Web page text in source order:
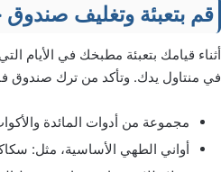
قم بتعبئة وتغليف
أثناء قيامك بتعبئة مطبخك في الأيام
في منتاول يدك. وتأكد من ترك صندوق
مجموعة من أدوات المائدة
أواني الطهي الأساسية، مثل: